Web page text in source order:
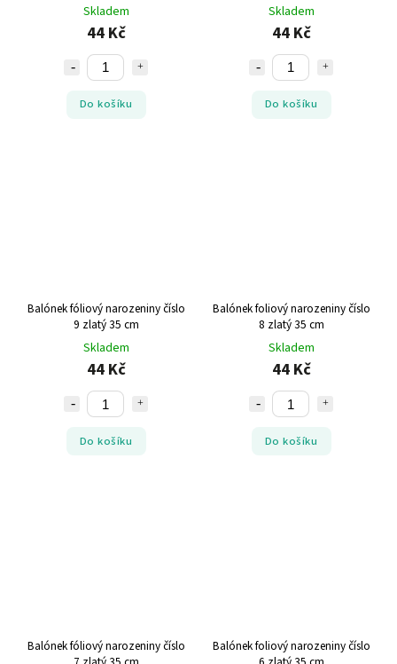
Skladem
44 Kč
Do košíku
Skladem
44 Kč
Do košíku
Balónek fóliový narozeniny číslo
9 zlatý 35 cm
Skladem
44 Kč
Do košíku
Balónek foliový narozeniny číslo
8 zlatý 35 cm
Skladem
44 Kč
Do košíku
Balónek fóliový narozeniny číslo
Balónek foliový narozeniny číslo